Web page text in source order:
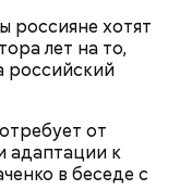
россияне хотят
лет на то,
российский
от
адаптации к
в беседе с